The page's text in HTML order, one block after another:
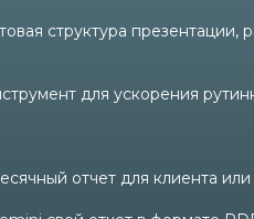
структура
для ускорения
отчет для клиента